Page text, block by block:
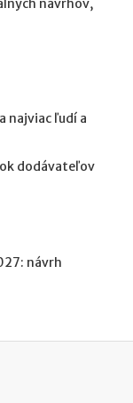
návrhov,
najviac ľudí a
dodávateľov
návrh